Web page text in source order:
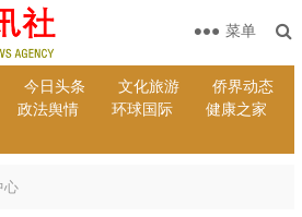
今日头条 文化旅游
侨界动态
政法舆情 环球国际
健康之家
菜单
心